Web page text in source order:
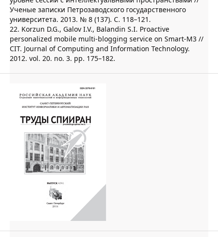
Ученые записки Петрозаводского государственного
университета. 2013. № 8 (137). С. 118–121.
22. Korzun D.G., Galov I.V., Balandin S.I. Proactive
personalized mobile multi-blogging service on Smart-M3 //
CIT. Journal of Computing and Information Technology.
2012. vol. 20. no. 3. pp. 175–182.